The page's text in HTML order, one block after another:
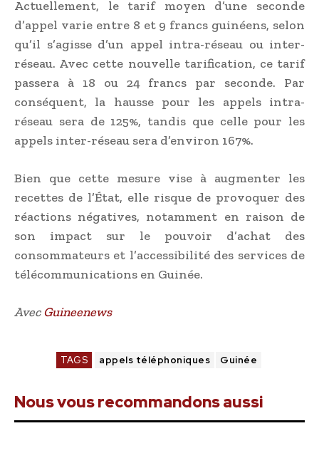
Actuellement, le tarif moyen d’une seconde
d’appel varie entre 8 et 9 francs guinéens, selon
qu’il s’agisse d’un appel intra-réseau ou inter-
réseau. Avec cette nouvelle tarification, ce tarif
passera à 18 ou 24 francs par seconde. Par
conséquent, la hausse pour les appels intra-
réseau sera de 125%, tandis que celle pour les
appels inter-réseau sera d’environ 167%.
Bien que cette mesure vise à augmenter les
recettes de l’État, elle risque de provoquer des
réactions négatives, notamment en raison de
son impact sur le pouvoir d’achat des
consommateurs et l’accessibilité des services de
télécommunications en Guinée.
AvecGuineenews
TAGS appels téléphoniques Guinée
Nous vous recommandons aussi